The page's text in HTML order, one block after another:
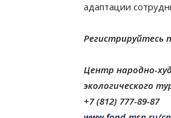
адаптации
Регистрируйтесь
Центр народно-
экологического
+7 (812) 777-89-87